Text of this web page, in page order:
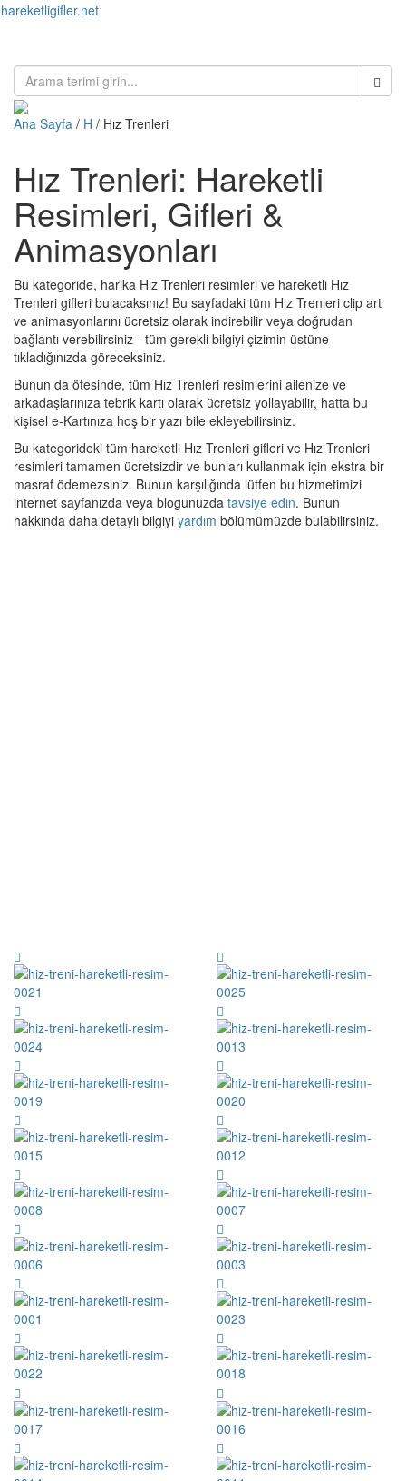
hareketligifler.net
Ana Sayfa / H / Hız Trenleri
Hız Trenleri: Hareketli
Resimleri, Gifleri &
Animasyonları
Bu kategoride, harika Hız Trenleri resimleri ve hareketli Hız
Trenleri gifleri bulacaksınız! Bu sayfadaki tüm Hız Trenleri clip art
ve animasyonlarını ücretsiz olarak indirebilir veya doğrudan
bağlantı verebilirsiniz - tüm gerekli bilgiyi çizimin üstüne
tıkladığınızda göreceksiniz.
Bunun da ötesinde, tüm Hız Trenleri resimlerini ailenize ve
arkadaşlarınıza tebrik kartı olarak ücretsiz yollayabilir, hatta bu
kişisel e-Kartınıza hoş bir yazı bile ekleyebilirsiniz.
Bu kategorideki tüm hareketli Hız Trenleri gifleri ve Hız Trenleri
resimleri tamamen ücretsizdir ve bunları kullanmak için ekstra bir
masraf ödemezsiniz. Bunun karşılığında lütfen bu hizmetimizi
internet sayfanızda veya blogunuzda tavsiye edin. Bunun
hakkında daha detaylı bilgiyi yardım bölümümüzde bulabilirsiniz.